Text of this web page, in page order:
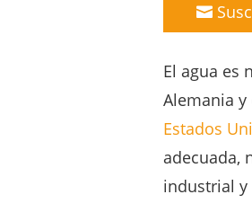
El agua es
Alemania
Estados
adecuada,
industrial